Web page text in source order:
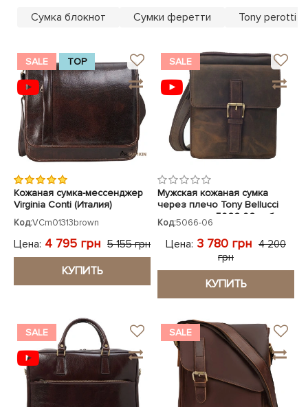
Сумка блокнот Сумки феретти Tony perotti
SALE TOP
Кожаная сумка-мессенджер
Virginia Conti (Италия)
коричневая
Код:VCm01313brown
Цена: 4 795 грн 5 155 грн
КУПИТЬ
SALE
Мужская кожаная сумка
через плечо Tony Bellucci
коричневая 5066-06 нубук
Код:5066-06
Цена: 3 780 грн 4 200
грн
КУПИТЬ
SALE SALE